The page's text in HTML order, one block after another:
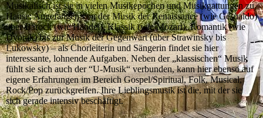
Musikalisch ist sie in vielen Musikepochen und Musikgattungen zu
Hause; Angefangen von der Musik der Renaissance (wie Gesualdo)
über Barock (wie Händel), Klassik (wie Mozart), Romantik (wie
Dvorak) bis zur Musik der Gegenwart (über Strawinsky bis
Lukowsky) – als Chorleiterin und Sängerin findet sie hier
interessante, lohnende Aufgaben. Neben der „klassischen“ Musik
fühlt sie sich auch der “U-Musik“ verbunden, kann hier ebenso auf
eigene Erfahrungen im Bereich Gospel/Spiritual, Folk, Musical,
Rock/Pop zurückgreifen. Ihre Lieblingsmusik ist die, mit der sie
sich gerade intensiv beschäftigt.